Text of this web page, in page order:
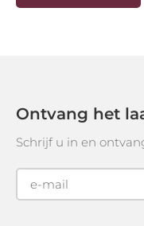
Ontvang het
Schrijf u in en